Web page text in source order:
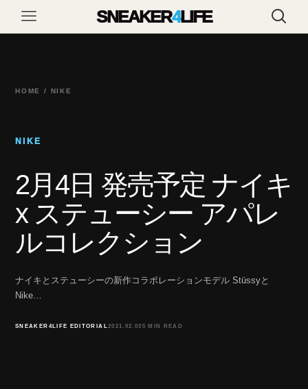
SNEAKER4LIFE
HOME / NIKE
NIKE
2月4日 発売予定 ナイキ
x ステューシー アパレ
ルコレクション
ナイキとステューシーの新作コラボレーションモデル Stüssyと
Nike…
SNEAKER4LIFE EDITORIAL2021.02.03 5 MIN READ